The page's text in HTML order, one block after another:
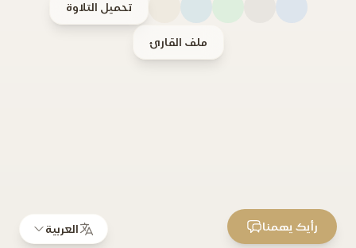
تحميل التلاوة
ملف القارئ
العربية رأيك يهمنا